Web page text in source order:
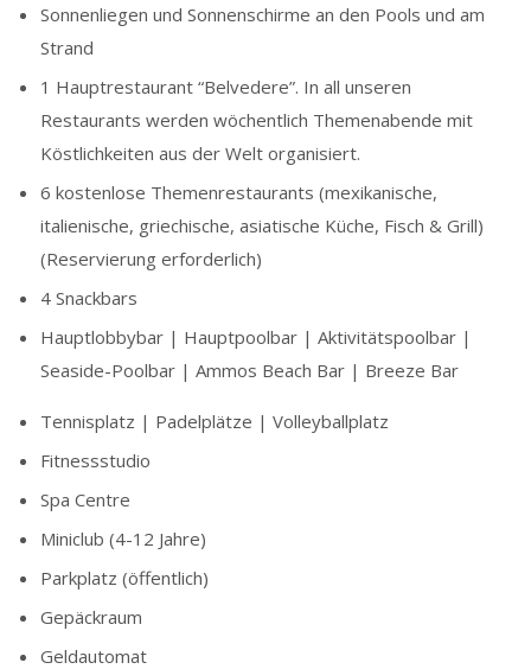
Sonnenliegen und Sonnenschirme an den Pools und am
Strand
1 Hauptrestaurant “Belvedere”. In all unseren
Restaurants werden wöchentlich Themenabende mit
Köstlichkeiten aus der Welt organisiert.
6 kostenlose Themenrestaurants (mexikanische,
italienische, griechische, asiatische Küche, Fisch & Grill)
(Reservierung erforderlich)
4 Snackbars
Hauptlobbybar | Hauptpoolbar | Aktivitätspoolbar |
Seaside-Poolbar | Ammos Beach Bar | Breeze Bar
Tennisplatz | Padelplätze | Volleyballplatz
Fitnessstudio
Spa Centre
Miniclub (4-12 Jahre)
Parkplatz (öffentlich)
Gepäckraum
Geldautomat